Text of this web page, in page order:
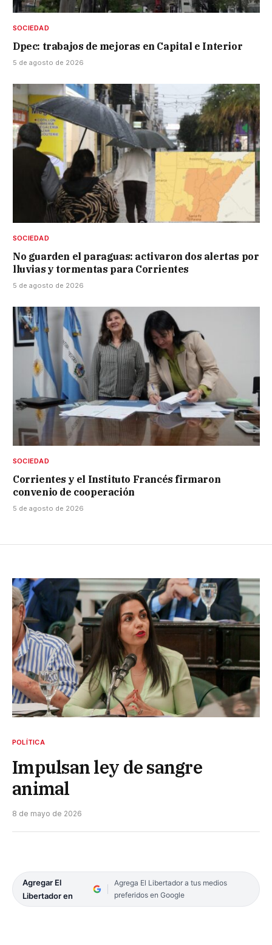
SOCIEDAD
Dpec: trabajos de mejoras en Capital e Interior
5 de agosto de 2026
SOCIEDAD
No guarden el paraguas: activaron dos alertas por
lluvias y tormentas para Corrientes
5 de agosto de 2026
SOCIEDAD
Corrientes y el Instituto Francés firmaron
convenio de cooperación
5 de agosto de 2026
POLÍTICA
Impulsan ley de sangre
animal
8 de mayo de 2026
Agregar El
Libertador en
Agrega El Libertador a tus medios
preferidos en Google